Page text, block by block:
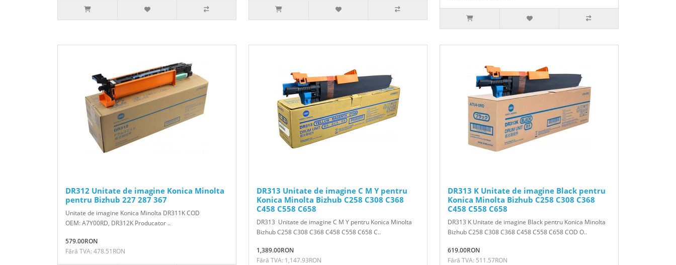
DR312 Unitate de imagine Konica Minolta
pentru Bizhub 227 287 367
Unitate de imagine Konica Minolta DR311K COD
OEM: A7Y00RD, DR312K Producator ..
579.00RON
Fără TVA: 478.51RON
DR313 Unitate de imagine C M Y pentru
Konica Minolta Bizhub C258 C308 C368
C458 C558 C658
DR313 Unitate de imagine C M Y pentru Konica Minolta
Bizhub C258 C308 C368 C458 C558 C658 C..
1,389.00RON
Fără TVA: 1,147.93RON
DR313 K Unitate de imagine Black pentru
Konica Minolta Bizhub C258 C308 C368
C458 C558 C658
DR313 K Unitate de imagine Black pentru Konica Minolta
Bizhub C258 C308 C368 C458 C558 C658 COD O..
619.00RON
Fără TVA: 511.57RON